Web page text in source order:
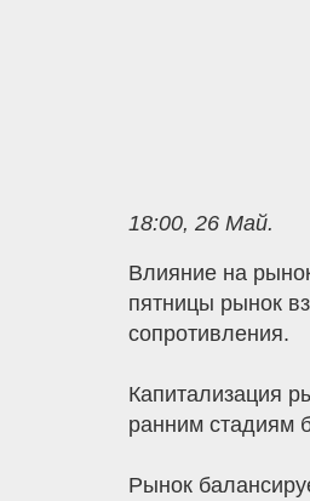
18:00, 26 Май.
Влияние на
пятницы рынок
сопротивления.
Капитализация
ранним стадиям
Рынок